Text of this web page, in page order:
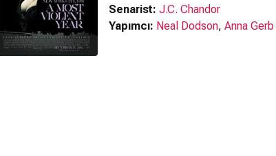
Senarist: J.C. Chandor
Yapımcı: Neal Dodson, Anna Gerb